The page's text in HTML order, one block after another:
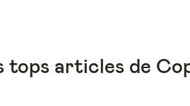
tops articles de